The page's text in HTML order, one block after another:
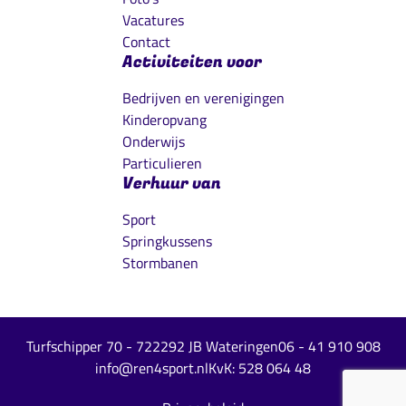
Vacatures
Contact
Activiteiten voor
Bedrijven en verenigingen
Kinderopvang
Onderwijs
Particulieren
Verhuur van
Sport
Springkussens
Stormbanen
Turfschipper 70 - 722292 JB Wateringen06 - 41 910 908
info@ren4sport.nlKvK: 528 064 48